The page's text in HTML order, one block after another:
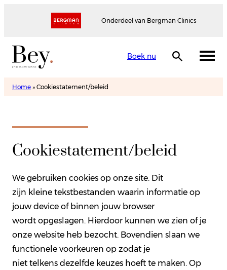
Onderdeel van Bergman Clinics
Boek nu
Home » Cookiestatement/beleid
Cookiestatement/beleid
We gebruiken cookies op onze site. Dit
zijn kleine tekstbestanden waarin informatie op
jouw device of binnen jouw browser
wordt opgeslagen. Hierdoor kunnen we zien of je
onze website heb bezocht. Bovendien slaan we
functionele voorkeuren op zodat je
niet telkens dezelfde keuzes hoeft te maken. Op